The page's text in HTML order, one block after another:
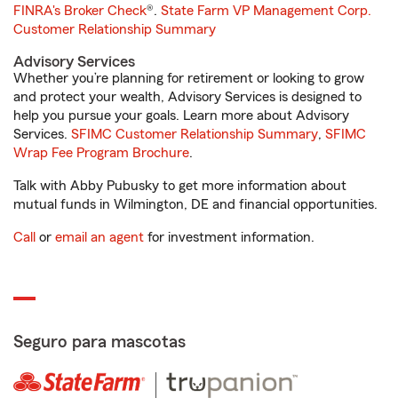
FINRA's Broker Check®. State Farm VP Management Corp.
Customer Relationship Summary
Advisory Services
Whether you’re planning for retirement or looking to grow
and protect your wealth, Advisory Services is designed to
help you pursue your goals. Learn more about Advisory
Services. SFIMC Customer Relationship Summary, SFIMC
Wrap Fee Program Brochure.
Talk with Abby Pubusky to get more information about
mutual funds in Wilmington, DE and financial opportunities.
Call or email an agent for investment information.
Seguro para mascotas